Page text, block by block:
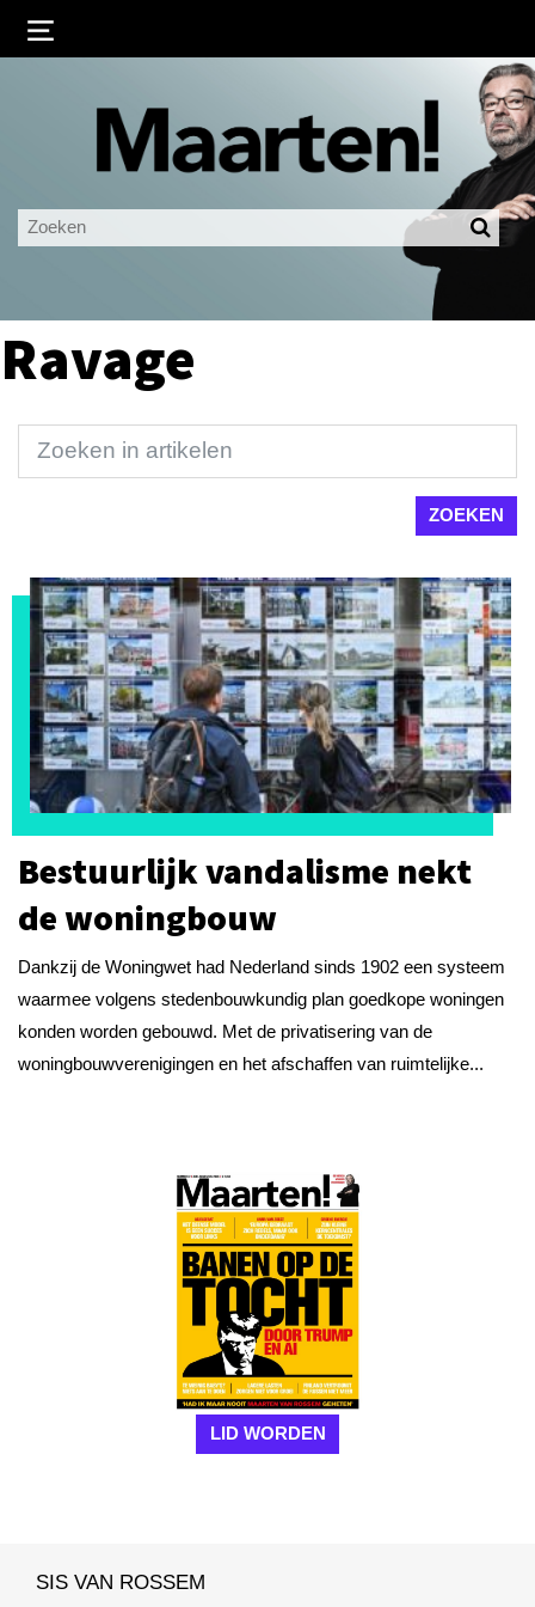
Ingelogd blijven
LOGIN
Ravage
Bestuurlijk vandalisme nekt
de woningbouw
Dankzij de Woningwet had Nederland sinds 1902 een systeem
waarmee volgens stedenbouwkundig plan goedkope woningen
konden worden gebouwd. Met de privatisering van de
woningbouwverenigingen en het afschaffen van ruimtelijke...
LID WORDEN
SIS VAN ROSSEM